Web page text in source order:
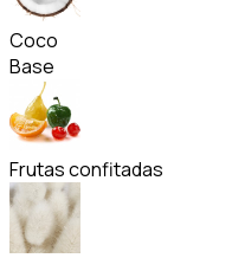
Coco
Base
Frutas confitadas